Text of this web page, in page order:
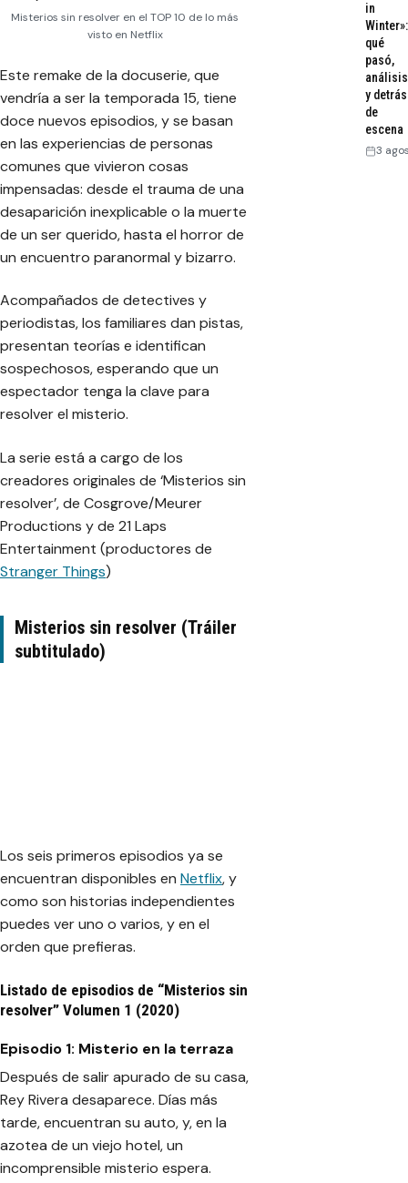
Misterios sin resolver en el TOP 10 de lo más
visto en Netflix
Este remake de la docuserie, que
vendría a ser la temporada 15, tiene
doce nuevos episodios, y se basan
en las experiencias de personas
comunes que vivieron cosas
impensadas: desde el trauma de una
desaparición inexplicable o la muerte
de un ser querido, hasta el horror de
un encuentro paranormal y bizarro.
Acompañados de detectives y
periodistas, los familiares dan pistas,
presentan teorías e identifican
sospechosos, esperando que un
espectador tenga la clave para
resolver el misterio.
La serie está a cargo de los
creadores originales de ‘Misterios sin
resolver’, de Cosgrove/Meurer
Productions y de 21 Laps
Entertainment (productores de
Stranger Things)
Misterios sin resolver (Tráiler
subtitulado)
Los seis primeros episodios ya se
encuentran disponibles en Netflix, y
como son historias independientes
puedes ver uno o varios, y en el
orden que prefieras.
Listado de episodios de “Misterios sin
resolver” Volumen 1 (2020)
Episodio 1: Misterio en la terraza
Después de salir apurado de su casa,
Rey Rivera desaparece. Días más
tarde, encuentran su auto, y, en la
azotea de un viejo hotel, un
incomprensible misterio espera.
in
Winter»:
qué
pasó,
análisis
y detrás
de
escena
3